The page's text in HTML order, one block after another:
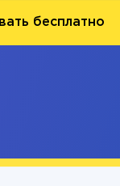
бесплатно